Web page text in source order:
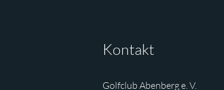
Kontakt
Golfclub Abenberg e. V.